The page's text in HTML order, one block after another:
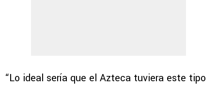
“Lo ideal sería que el Azteca tuviera este tipo